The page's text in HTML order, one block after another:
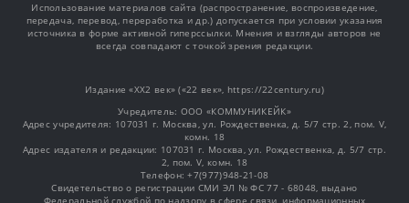
Использование материалов сайта (распространение, воспроизведение,
передача, перевод, переработка и др.) допускается при условии указания
источника в форме активной гиперссылки. Мнения и взгляды авторов не
всегда совпадают с точкой зрения редакции.
Издание «XX2 век» («22 век», https://22century.ru)
Учредитель: OOO «КОММУНИКЕЙК»
Адрес учредителя: 107031 г. Москва, ул. Рождественка, д. 5/7 стр. 2, пом. V,
комн. 18
Адрес издателя и редакции: 107031 г. Москва, ул. Рождественка, д. 5/7 стр.
2, пом. V, комн. 18
Телефон: +7(977)948-21-08
Свидетельство о регистрации СМИ ЭЛ № ФС 77 - 68048, выдано
Федеральной службой по надзору в сфере связи, информационных